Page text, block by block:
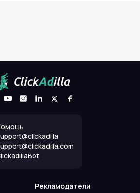
Рекламодатели
Помощь
Support@clickadilla
support@clickadilla.com
ClickadillaBot